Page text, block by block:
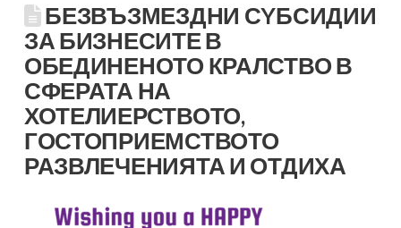
БЕЗВЪЗМЕЗДНИ СYБСИДИИ
ЗА БИЗНЕСИТЕ В
ОБЕДИНЕНОТО КРАЛСТВО В
СФЕРАТА НА
ХОТЕЛИЕРСТВОТО,
ГОСТОПРИЕМСТВОТО
РАЗВЛЕЧЕНИЯТА И ОТДИХА